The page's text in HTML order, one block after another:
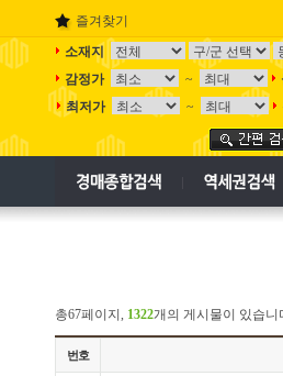
즐겨찾기
소재지
감정가
~
최저가
~
총67페이지, 1322개의 게시물이 있습니
번호